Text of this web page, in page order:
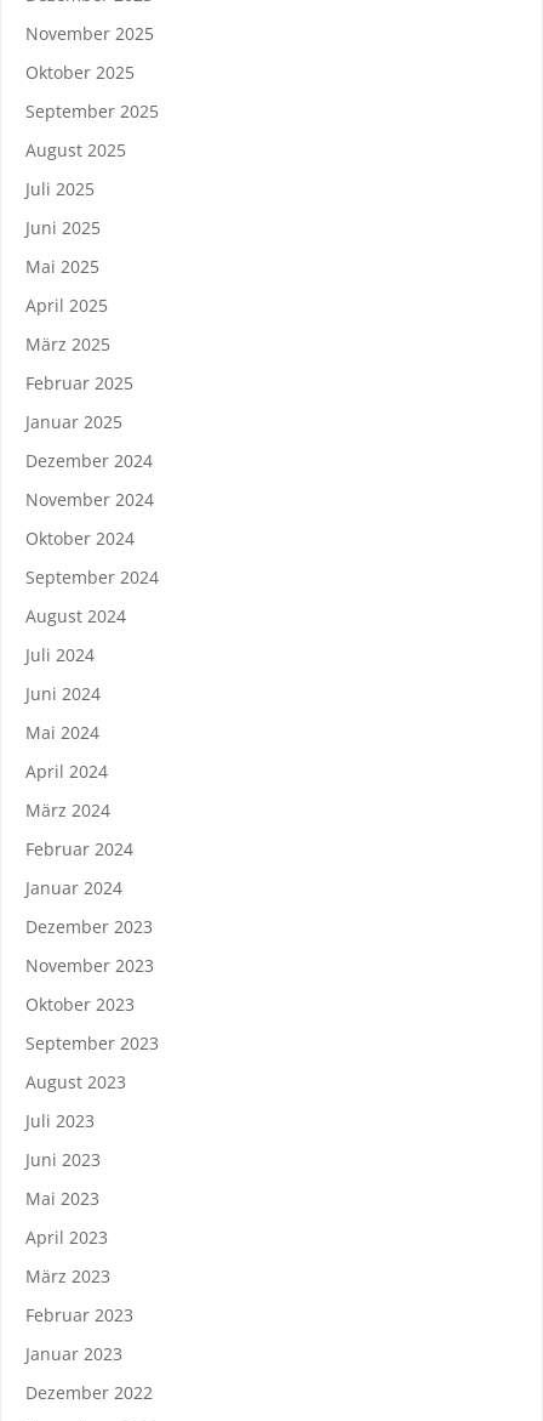
November 2025
Oktober 2025
September 2025
August 2025
Juli 2025
Juni 2025
Mai 2025
April 2025
März 2025
Februar 2025
Januar 2025
Dezember 2024
November 2024
Oktober 2024
September 2024
August 2024
Juli 2024
Juni 2024
Mai 2024
April 2024
März 2024
Februar 2024
Januar 2024
Dezember 2023
November 2023
Oktober 2023
September 2023
August 2023
Juli 2023
Juni 2023
Mai 2023
April 2023
März 2023
Februar 2023
Januar 2023
Dezember 2022